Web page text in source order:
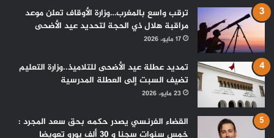
ترقب واسع بالمغرب…وزارة الأوقاف تعلن موعد
مراقبة هلال ذي الحجة لتحديد عيد الأضحى
17 مايو، 2026
تمديد عطلة عيد الأضحى للتلاميذ..وزارة التعليم
تضيف السبت إلى العطلة المدرسية
23 مايو، 2026
القضاء الفرنسي يصدر حكمه بحق سعد المجرد :
خمس سنوات سجنا و 30 ألف يورو تعويضا